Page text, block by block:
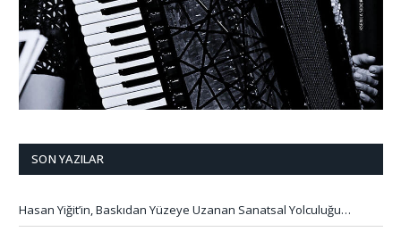
SON YAZILAR
Hasan Yiğit’in, Baskıdan Yüzeye Uzanan Sanatsal Yolculuğu…